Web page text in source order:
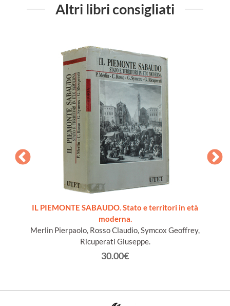
Altri libri consigliati
IL PIEMONTE SABAUDO. Stato e territori in età
moderna.
Merlin Pierpaolo, Rosso Claudio, Symcox Geoffrey,
Ricuperati Giuseppe.
30.00€